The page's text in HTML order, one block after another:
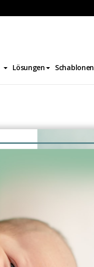
Lösungen Schablonen